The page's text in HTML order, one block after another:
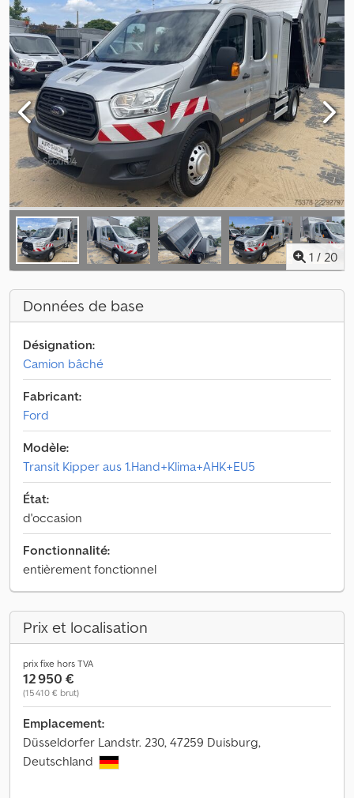
1 / 20
Données de base
Désignation:
Camion bâché
Fabricant:
Ford
Modèle:
Transit Kipper aus 1.Hand+Klima+AHK+EU5
État:
d'occasion
Fonctionnalité:
entièrement fonctionnel
Prix et localisation
prix fixe hors TVA
12 950 €
(15 410 € brut)
Emplacement:
Düsseldorfer Landstr. 230, 47259 Duisburg,
Deutschland